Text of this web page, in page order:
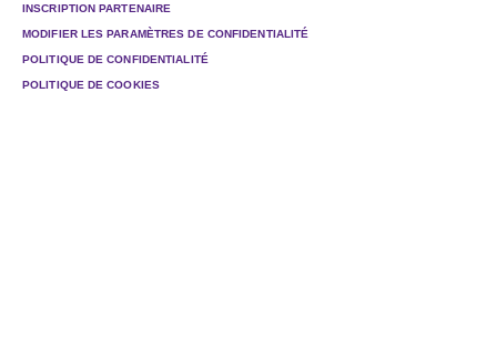
INSCRIPTION PARTENAIRE
MODIFIER LES PARAMÈTRES DE CONFIDENTIALITÉ
POLITIQUE DE CONFIDENTIALITÉ
POLITIQUE DE COOKIES